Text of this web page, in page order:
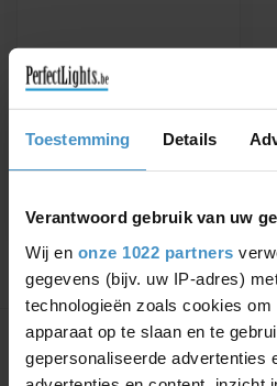
Toestemming Details
Verantwoord gebruik van uw
Wij en onze 1022 partners
gegevens (bijv. uw IP-adres)
technologieën zoals cookies om
apparaat op te slaan en te
gepersonaliseerde advertenties
INBOUWSPOT PLANO
IP44 1.0 LED
€127,99
Toon1-1